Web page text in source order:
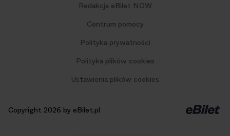
Redakcja eBilet NOW
Centrum pomocy
Polityka prywatności
Polityka plików cookies
Ustawienia plików cookies
Copyright 2026 by eBilet.pl